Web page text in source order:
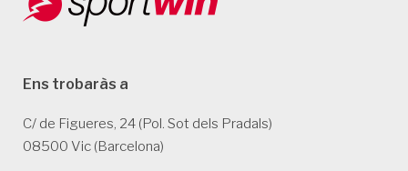
Ens trobaràs a
C/ de Figueres, 24 (Pol. Sot dels Pradals)
08500 Vic (Barcelona)